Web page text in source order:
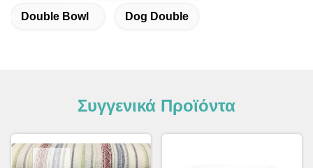
Double Bowl Dog Double
Συγγενικά Προϊόντα